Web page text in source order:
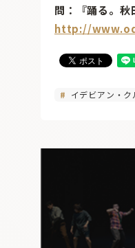
問：『踊る。
http://
イデビアン・ク